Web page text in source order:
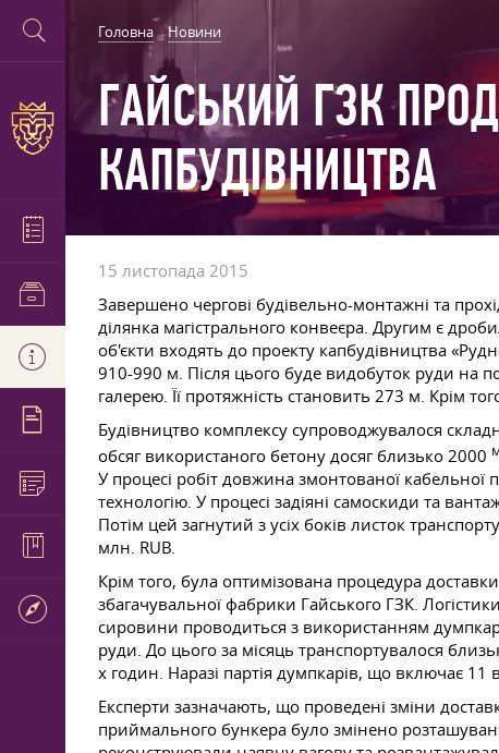
Головна Новини
ГАЙСЬКИЙ ГЗК
КАПБУДІВНИЦТВА
15 листопада 2015
Завершено чергові будівельно-монтажні та
ділянка магістрального конвеєра. Другим є
об'єкти входять до проекту капбудівництва
910-990 м. Після цього буде видобуток руди на
галерею. Її протяжність становить 273 м. Крім
Будівництво комплексу супроводжувалося
обсяг використаного бетону досяг близько 2000
У процесі робіт довжина змонтованої
технологію. У процесі задіяні самоскиди та
Потім цей загнутий з усіх боків листок
млн. RUB.
Крім того, була оптимізована процедура
збагачувальної фабрики Гайського ГЗК.
сировини проводиться з використанням
руди. До цього за місяць транспортувалося
х годин. Наразі партія думпкарів, що включає 11
Експерти зазначають, що проведені зміни
приймального бункера було змінено